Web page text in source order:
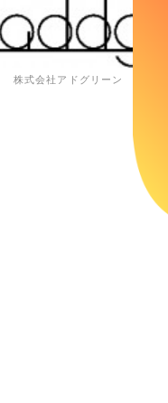
株式会社アドグリーン